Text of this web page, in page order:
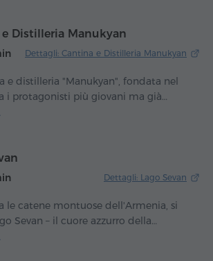
sono preghiere trasformate in
il silenzio è vivo, impregnato di
Distilleria Manukyan
Dettagli: Cantina e Distilleria Manukyan
e distilleria "Manukyan", fondata nel
i protagonisti più giovani ma già
dell'enologia armena. Fin dall'inizio
alta qualità.
Dettagli: Lago Sevan
le catene montuose dell'Armenia, si
Sevan – il cuore azzurro della
batte al ritmo del vento e del sole.